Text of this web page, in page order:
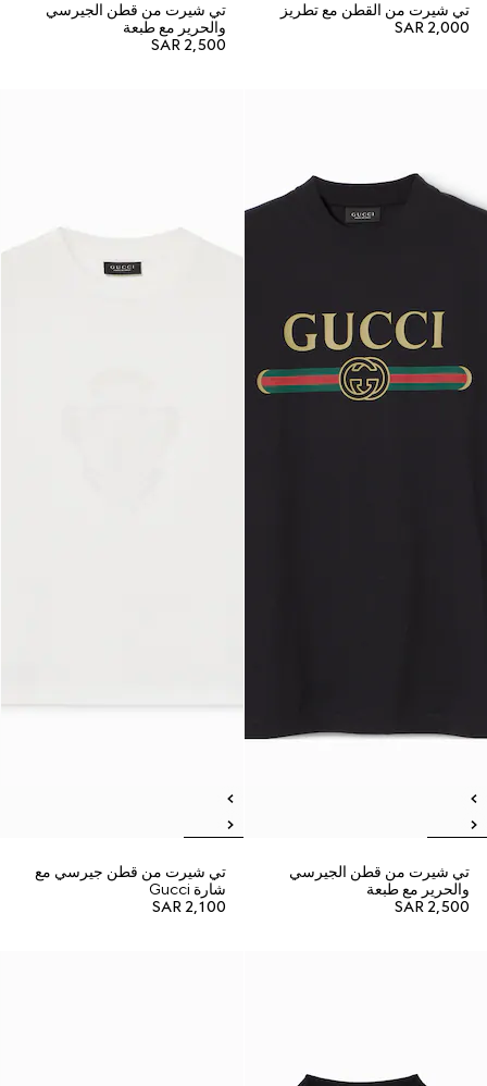
تي شيرت من القطن مع تطريز
SAR 2,000
تي شيرت من قطن الجيرسي
والحرير مع طبعة
SAR 2,500
تي شيرت من قطن الجيرسي
والحرير مع طبعة
SAR 2,500
تي شيرت من قطن جيرسي مع
شارة Gucci
SAR 2,100